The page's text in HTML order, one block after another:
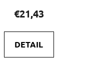
€21,43
DETAIL